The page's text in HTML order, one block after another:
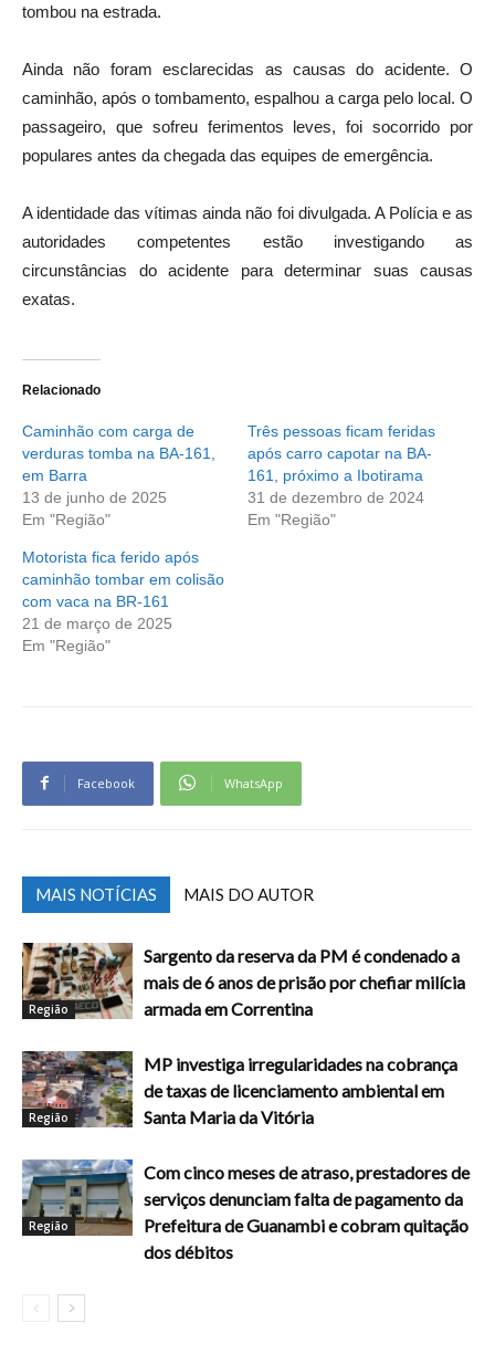
tombou na estrada.
Ainda não foram esclarecidas as causas do acidente. O
caminhão, após o tombamento, espalhou a carga pelo local. O
passageiro, que sofreu ferimentos leves, foi socorrido por
populares antes da chegada das equipes de emergência.
A identidade das vítimas ainda não foi divulgada. A Polícia e as
autoridades competentes estão investigando as
circunstâncias do acidente para determinar suas causas
exatas.
Relacionado
Caminhão com carga de
verduras tomba na BA-161,
em Barra
13 de junho de 2025
Em "Região"
Três pessoas ficam feridas
após carro capotar na BA-
161, próximo a Ibotirama
31 de dezembro de 2024
Em "Região"
Motorista fica ferido após
caminhão tombar em colisão
com vaca na BR-161
21 de março de 2025
Em "Região"
Facebook WhatsApp
MAIS NOTÍCIAS MAIS DO AUTOR
Região
Sargento da reserva da PM é condenado a
mais de 6 anos de prisão por chefiar milícia
armada em Correntina
Região
MP investiga irregularidades na cobrança
de taxas de licenciamento ambiental em
Santa Maria da Vitória
Região
Com cinco meses de atraso, prestadores de
serviços denunciam falta de pagamento da
Prefeitura de Guanambi e cobram quitação
dos débitos